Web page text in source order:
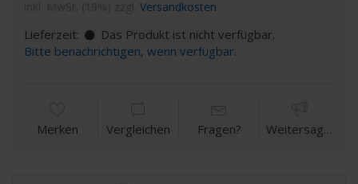
Versandkosten
Lieferzeit:
Das Produkt ist nicht verfügbar.
Bitte benachrichtigen, wenn verfügbar.
Merken Vergleichen Fragen? Weitersagen